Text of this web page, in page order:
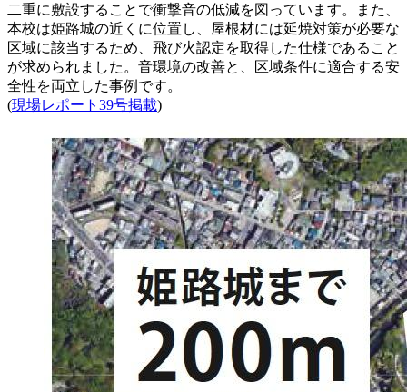
二重に敷設することで衝撃音の低減を図っています。また、
本校は姫路城の近くに位置し、屋根材には延焼対策が必要な
区域に該当するため、飛び火認定を取得した仕様であること
が求められました。音環境の改善と、区域条件に適合する安
全性を両立した事例です。
(現場レポート39号掲載)